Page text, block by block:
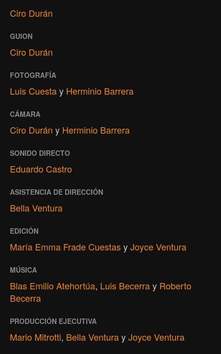
Ciro Durán
GUION
Ciro Durán
FOTOGRAFÍA
Luis Cuestay Herminio Barrera
CÁMARA
Ciro Durán y Herminio Barrera
SONIDO DIRECTO
Eduardo Castro
ASISTENCIA DE DIRECCIÓN
Bella Ventura
EDICIÓN
María Emma Frade CuestasyJoyce Ventura
MÚSICA
Blas Emilio Atehortúa, Luis Becerray Roberto
Becerra
PRODUCCIÓN EJECUTIVA
Mario Mitrotti, Bella VenturayJoyce Ventura